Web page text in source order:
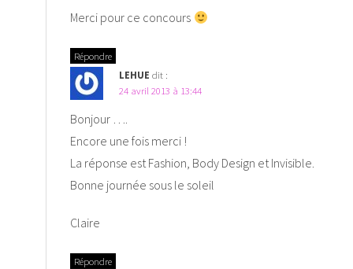
Merci pour ce concours
Répondre
LEHUE dit :
24 avril 2013 à 13:44
Bonjour ….
Encore une fois merci !
La réponse est Fashion, Body Design et Invisible.
Bonne journée sous le soleil
Claire
Répondre